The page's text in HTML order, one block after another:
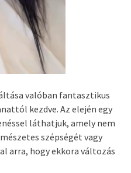
valóban fantasztikus
kezdve. Az elején egy
láthatjuk, amely nem
szépségét vagy
arra, hogy ekkora változás